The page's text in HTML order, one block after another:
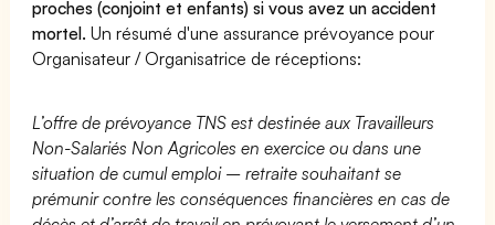
proches (conjoint et enfants) si vous avez un accident
mortel. Un résumé d'une assurance prévoyance pour
Organisateur / Organisatrice de réceptions:
L’offre de prévoyance TNS est destinée aux Travailleurs
Non-Salariés Non Agricoles en exercice ou dans une
situation de cumul emploi – retraite souhaitant se
prémunir contre les conséquences financières en cas de